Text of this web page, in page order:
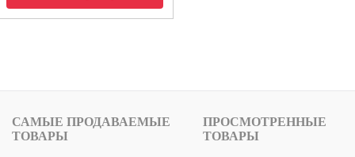
САМЫЕ ПРОДАВАЕМЫЕ
ТОВАРЫ
ПРОСМОТРЕННЫЕ
ТОВАРЫ